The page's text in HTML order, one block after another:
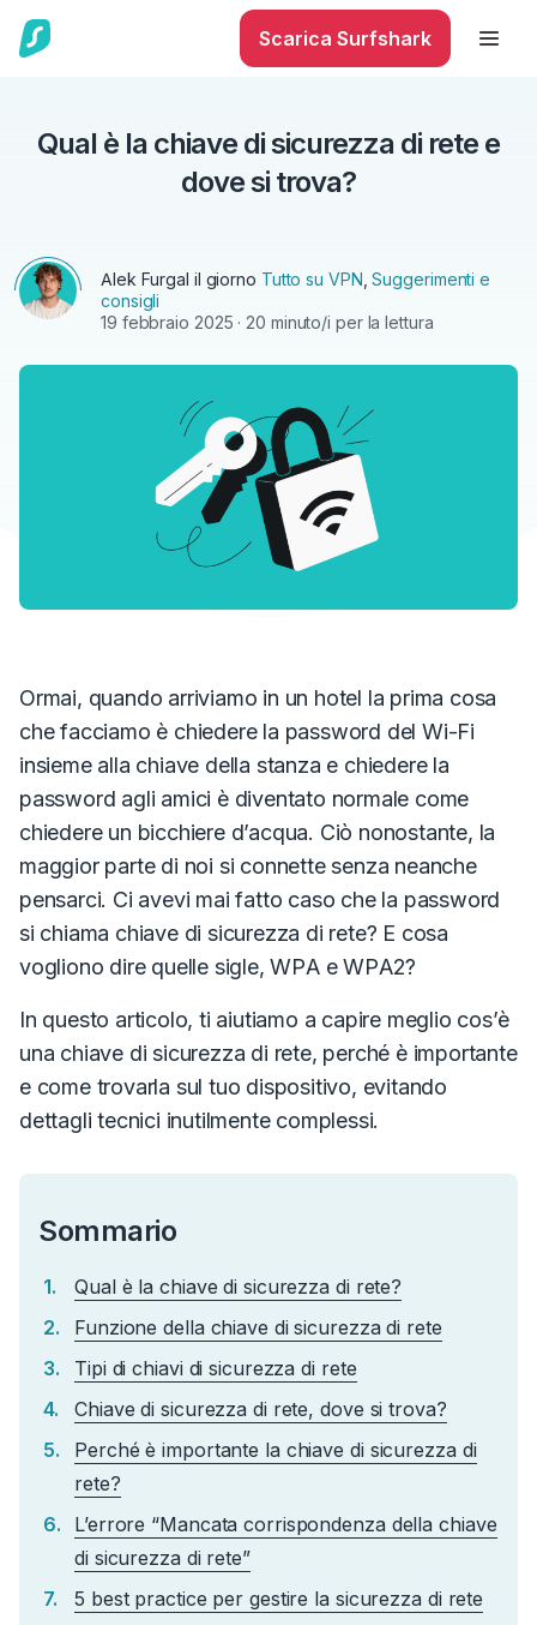
Scarica Surfshark
Qual è la chiave di sicurezza di rete e
dove si trova?
Alek Furgal il giorno Tutto su VPN ,Suggerimenti e
consigli
19 febbraio 2025 · 20 minuto/i per la lettura
Ormai, quando arriviamo in un hotel la prima cosa
che facciamo è chiedere la password del Wi-Fi
insieme alla chiave della stanza e chiedere la
password agli amici è diventato normale come
chiedere un bicchiere d’acqua. Ciò nonostante, la
maggior parte di noi si connette senza neanche
pensarci. Ci avevi mai fatto caso che la password
si chiama chiave di sicurezza di rete? E cosa
vogliono dire quelle sigle,WPAeWPA2?
In questo articolo, ti aiutiamo a capire meglio cos’è
una chiave di sicurezza di rete, perché è importante
e come trovarla sul tuo dispositivo, evitando
dettagli tecnici inutilmente complessi.
Sommario
Qual è la chiave di sicurezza di rete?
Funzione della chiave di sicurezza di rete
Tipi di chiavi di sicurezza di rete
Chiave di sicurezza di rete, dove si trova?
Perché è importante la chiave di sicurezza di
rete?
L’errore “Mancata corrispondenza della chiave
di sicurezza di rete”
5 best practice per gestire la sicurezza di rete